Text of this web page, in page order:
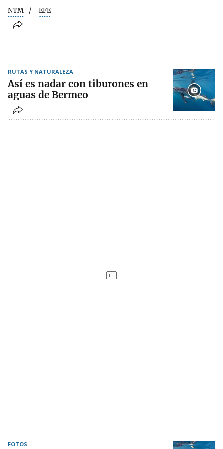
NTM EFE
RUTAS Y NATURALEZA
Así es nadar con tiburones en
aguas de Bermeo
FOTOS